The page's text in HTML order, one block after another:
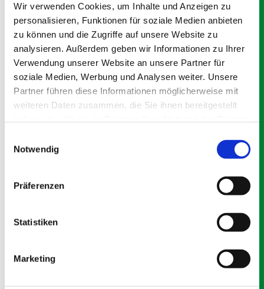
Wir verwenden Cookies, um Inhalte und Anzeigen zu
personalisieren, Funktionen für soziale Medien anbieten
zu können und die Zugriffe auf unsere Website zu
analysieren. Außerdem geben wir Informationen zu Ihrer
Verwendung unserer Website an unsere Partner für
soziale Medien, Werbung und Analysen weiter. Unsere
Partner führen diese Informationen möglicherweise mit
weiteren Daten zusammen, die Sie ihnen bereitgestellt
Notwendig
Präferenzen
Statistiken
Marketing
Montag - Freitag
08:00 - 13:00
14:00 - 17:00
Samstag
08:00 - 12:00
Termine & Abholung sind nach Vereinbarung auch
außerhalb der Öffnungszeiten möglich.